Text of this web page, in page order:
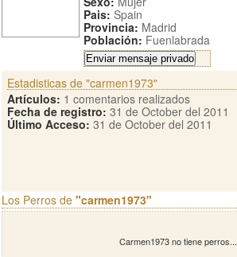
Pais: Spain
Provincia: Madrid
Población: Fuenlabrada
Estadisticas de "carmen1973"
Artículos: 1 comentarios realizados
Fecha de registro: 31 de October del 2011
Último Acceso: 31 de October del 2011
Los Perros de "carmen1973"
Carmen1973 no tiene perros...